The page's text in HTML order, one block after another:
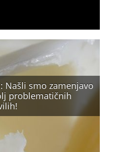
Našli smo zamenjavo
problematičnih